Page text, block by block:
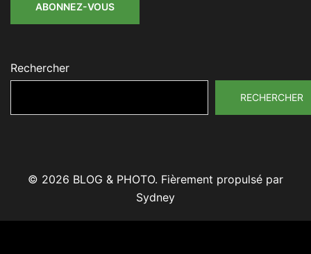
ABONNEZ-VOUS
Rechercher
RECHERCHER
© 2026 BLOG & PHOTO. Fièrement propulsé par
Sydney